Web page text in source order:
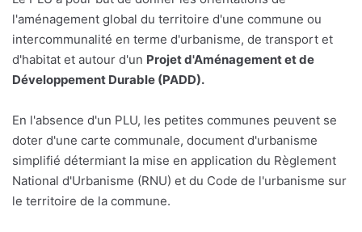
l'aménagement global du territoire d'une commune ou
intercommunalité en terme d'urbanisme, de transport et
d'habitat et autour d'un Projet d'Aménagement et de
Développement Durable (PADD).
En l'absence d'un PLU, les petites communes peuvent se
doter d'une carte communale, document d'urbanisme
simplifié détermiant la mise en application du Règlement
National d'Urbanisme (RNU) et du Code de l'urbanisme sur
le territoire de la commune.